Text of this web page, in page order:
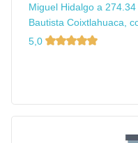
Miguel Hidalgo a
Bautista Coixtlahuaca,
5,0